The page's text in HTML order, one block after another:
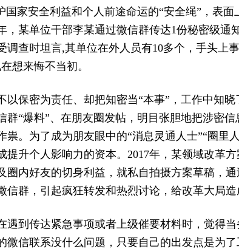
国家安全利益和个人前途命运的“安全绳”，表面
，某单位干部李某通过微信群传达1份秘密级通
调查时坦言,其单位在外人员有10多个，手头上
想来悔不当初。
以保密为责任、却把知密当“本事”，工作中知
群“爆料”、在朋友圈发帖，明目张胆地把涉密信
祟。为了成为朋友眼中的“消息灵通人士”“圈里
提升个人影响力的资本。2017年，某领域改革
圈内好友的切身利益，就私自拍摄方案草稿，
信群，引起疯狂转发和热烈讨论，给改革大局造
遇到传达紧急事项或者上级催要材料时，觉得
微信联系没什么问题，只要自己的出发点是为